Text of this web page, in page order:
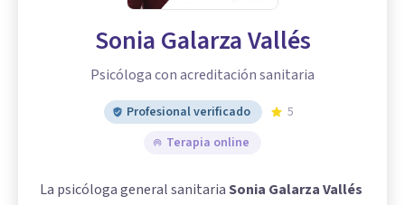
Sonia Galarza Vallés
Psicóloga con acreditación sanitaria
Profesional verificado
5
Terapia online
La psicóloga general sanitariaSonia Galarza Vallés